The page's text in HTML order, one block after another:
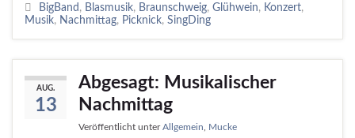
BigBand , Blasmusik, Braunschweig, Glühwein, Konzert,
Musik, Nachmittag, Picknick, SingDing
AUG.
13
Abgesagt: Musikalischer
Nachmittag
Veröffentlicht unterAllgemein Mucke